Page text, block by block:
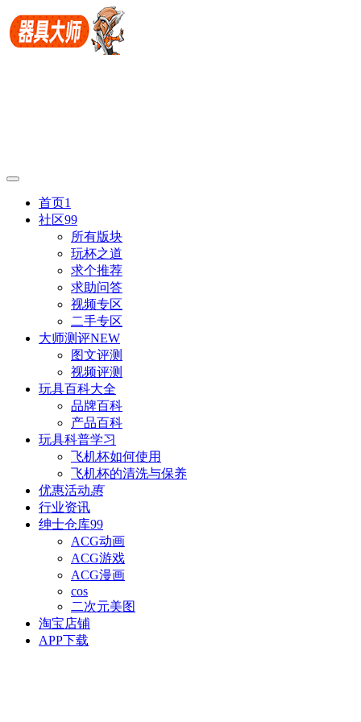
首页1
社区99
所有版块
玩杯之道
求个推荐
求助问答
视频专区
二手专区
大师测评NEW
图文评测
视频评测
玩具百科大全
品牌百科
产品百科
玩具科普学习
飞机杯如何使用
飞机杯的清洗与保养
优惠活动惠
行业资讯
绅士仓库99
ACG动画
ACG游戏
ACG漫画
cos
二次元美图
淘宝店铺
APP下载